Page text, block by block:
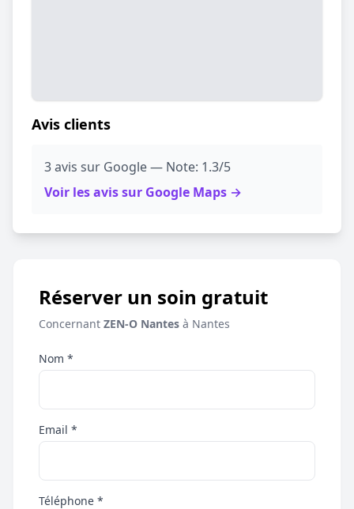
Avis clients
3 avis sur Google — Note: 1.3/5
Voir les avis sur Google Maps →
Réserver un soin gratuit
Concernant ZEN-O Nantes à Nantes
Nom *
Email *
Téléphone *